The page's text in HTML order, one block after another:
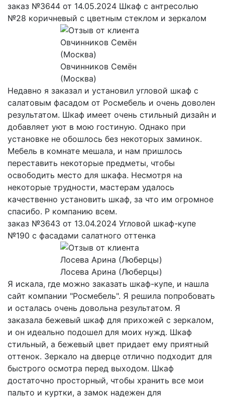
заказ №3644 от 14.05.2024 Шкаф с антресолью
№28 коричневый с цветным стеклом и зеркалом
Овчинников Семён
(Москва)
Недавно я заказал и установил угловой шкаф с
салатовым фасадом от Росмебель и очень доволен
результатом. Шкаф имеет очень стильный дизайн и
добавляет уют в мою гостиную. Однако при
установке не обошлось без некоторых заминок.
Мебель в комнате мешала, и нам пришлось
переставить некоторые предметы, чтобы
освободить место для шкафа. Несмотря на
некоторые трудности, мастерам удалось
качественно установить шкаф, за что им огромное
спасибо. Р компанию всем.
заказ №3643 от 13.04.2024 Угловой шкаф-купе
№190 с фасадами салатного оттенка
Лосева Арина (Люберцы)
Я искала, где можно заказать шкаф-купе, и нашла
сайт компании "Росмебель". Я решила попробовать
и осталась очень довольна результатом. Я
заказала бежевый шкаф для прихожей с зеркалом,
и он идеально подошел для моих нужд. Шкаф
стильный, а бежевый цвет придает ему приятный
оттенок. Зеркало на дверце отлично подходит для
быстрого осмотра перед выходом. Шкаф
достаточно просторный, чтобы хранить все мои
пальто и куртки, а замок надежен для